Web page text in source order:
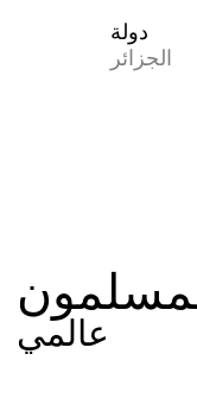
دولة
الجزائر
عالمي